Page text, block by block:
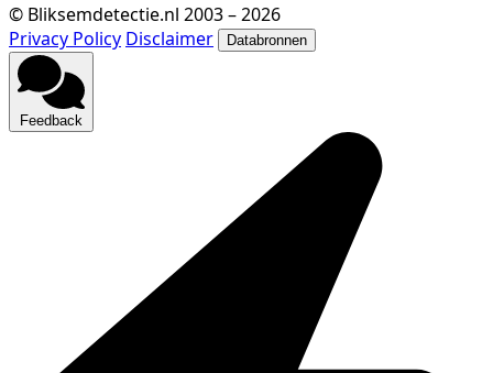
© Bliksemdetectie.nl 2003 – 2026
Privacy Policy Disclaimer Databronnen
Feedback